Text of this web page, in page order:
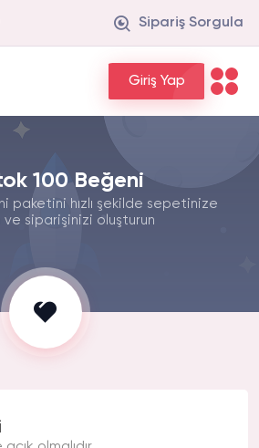
Sipariş Sorgula
Giriş Yap
100 Beğeni
paketini hızlı şekilde sepetinize
ve siparişinizi oluşturun